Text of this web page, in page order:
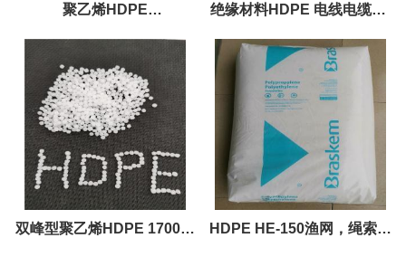
聚乙烯HDPE
SGM7746C/PCA 高分子纳
米合金材料
绝缘材料HDPE 电线电缆PE
低压聚乙烯
双峰型聚乙烯HDPE 1700双 HDPE HE-150渔网，绳索，